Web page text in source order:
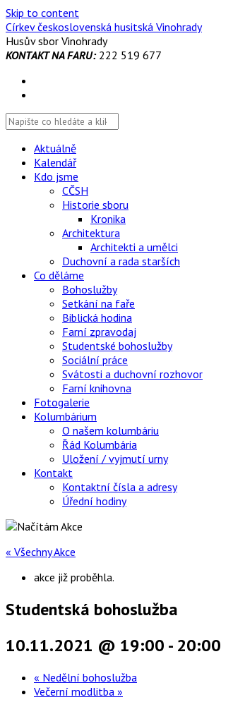
Skip to content
Církev československá husitská Vinohrady
Husův sbor Vinohrady
KONTAKT NA FARU:222 519 677
Aktuálně
Kalendář
Kdo jsme
CČSH
Historie sboru
Kronika
Architektura
Architekti a umělci
Duchovní a rada starších
Co děláme
Bohoslužby
Setkání na faře
Biblická hodina
Farní zpravodaj
Studentské bohoslužby
Sociální práce
Svátosti a duchovní rozhovor
Farní knihovna
Fotogalerie
Kolumbárium
O našem kolumbáriu
Řád Kolumbária
Uložení / vyjmutí urny
Kontakt
Kontaktní čísla a adresy
Úřední hodiny
« Všechny Akce
akce již proběhla.
Studentská bohoslužba
10.11.2021 @ 19:00 - 20:00
« Nedělní bohoslužba
Večerní modlitba »